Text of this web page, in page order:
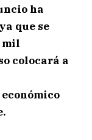
ha
que se
mil
colocará a